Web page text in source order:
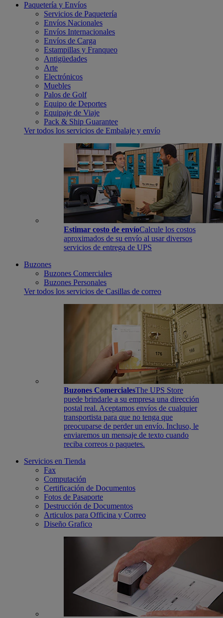
Paquetería y Envíos
Servicios de Paquetería
Envíos Nacionales
Envíos Internacionales
Envíos de Carga
Estampillas y Franqueo
Antigüedades
Arte
Electrónicos
Muebles
Palos de Golf
Equipo de Deportes
Equipaje de Viaje
Pack & Ship Guarantee
Ver todos los servicios de Embalaje y envío
Estimar costo de envíoCalcule los costos
aproximados de su envío al usar diversos
servicios de entrega de UPS
Buzones
Buzones Comerciales
Buzones Personales
Ver todos los servicios de Casillas de correo
Buzones ComercialesThe UPS Store
puede brindarle a su empresa una dirección
postal real. Aceptamos envíos de cualquier
transportista para que no tenga que
preocuparse de perder un envío. Incluso, le
enviaremos un mensaje de texto cuando
reciba correos o paquetes.
Servicios en Tienda
Fax
Computación
Certificación de Documentos
Fotos de Pasaporte
Destrucción de Documentos
Articulos para Officina y Correo
Diseño Grafico